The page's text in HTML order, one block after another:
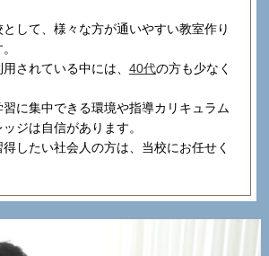
して、様々な方が通いやすい教室作り
されている中には、 40代の方も少なく
に集中できる環境や指導カリキュラム
ジは自信があります。
したい社会人の方は、当校にお任せく